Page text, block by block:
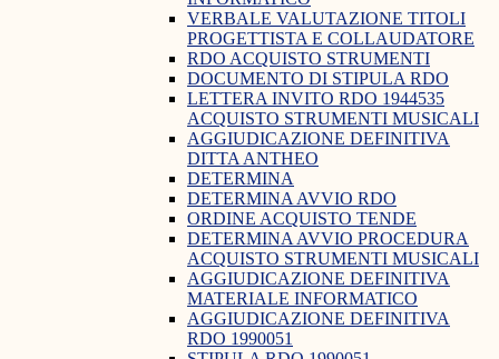
VERBALE VALUTAZIONE TITOLI
PROGETTISTA E COLLAUDATORE
RDO ACQUISTO STRUMENTI
DOCUMENTO DI STIPULA RDO
LETTERA INVITO RDO 1944535
ACQUISTO STRUMENTI MUSICALI
AGGIUDICAZIONE DEFINITIVA
DITTA ANTHEO
DETERMINA
DETERMINA AVVIO RDO
ORDINE ACQUISTO TENDE
DETERMINA AVVIO PROCEDURA
ACQUISTO STRUMENTI MUSICALI
AGGIUDICAZIONE DEFINITIVA
MATERIALE INFORMATICO
AGGIUDICAZIONE DEFINITIVA
RDO 1990051